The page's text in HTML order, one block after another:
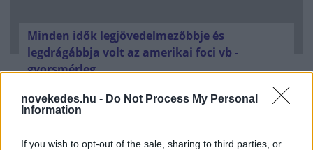
novekedes.hu - Do Not Process My Personal
Information
If you wish to opt-out of the sale, sharing to third parties, or
Minden idők legjövedelmezőbbje és
legdrágábbja volt az amerikai foci vb -
gyorsmérleg
HÍREK 2026. júl. 20.